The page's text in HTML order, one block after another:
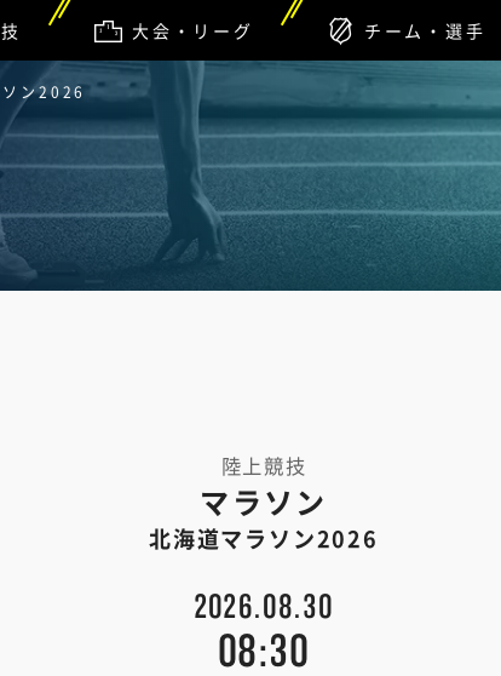
大会・リーグ チーム・選手
ン2026
陸上競技
マラソン
北海道マラソン2026
2026.08.30
08:30